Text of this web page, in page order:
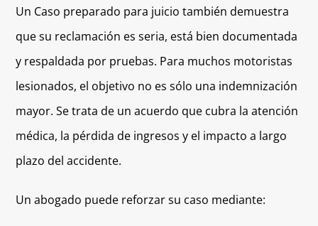
Un Caso preparado para juicio también demuestra
que su reclamación es seria, está bien documentada
y respaldada por pruebas. Para muchos motoristas
lesionados, el objetivo no es sólo una indemnización
mayor. Se trata de un acuerdo que cubra la atención
médica, la pérdida de ingresos y el impacto a largo
plazo del accidente.
Un abogado puede reforzar su caso mediante: